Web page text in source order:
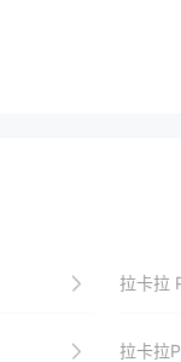
拉卡拉
拉卡拉